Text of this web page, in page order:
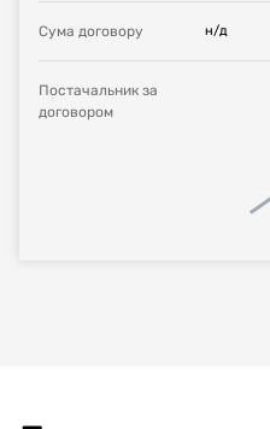
Сума договору н/д
Постачальник за
договором